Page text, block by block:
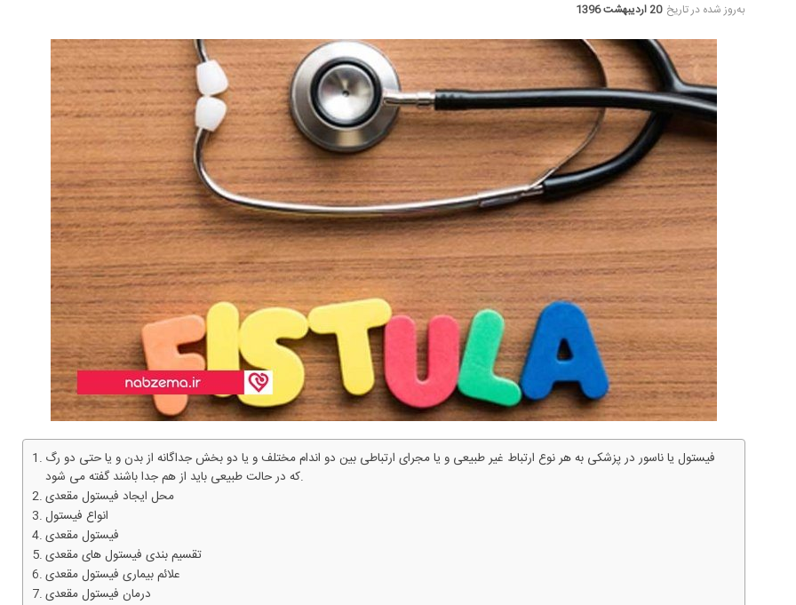
به‌روز شده در تاریخ 20 اردیبهشت 1396
فیستول یا ناسور در پزشکی به هر نوع ارتباط غیر طبیعی و یا مجرای ارتباطی بین دو اندام مختلف و یا دو بخش جداگانه از بدن و یا حتی دو رگ
که در حالت طبیعی باید از هم جدا باشند گفته می شود.
محل ایجاد فیستول مقعدی
انواع فیستول
فیستول مقعدی
تقسیم بندی فیستول های مقعدی
علائم بیماری فیستول مقعدی
درمان فیستول مقعدی